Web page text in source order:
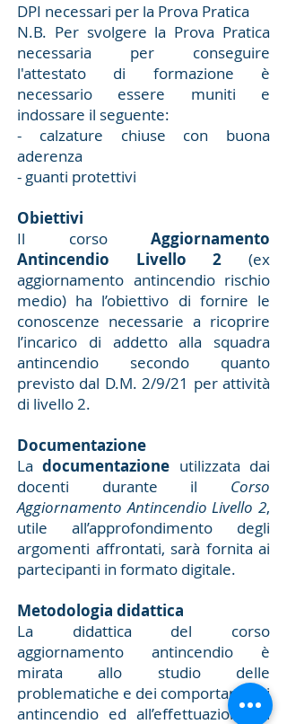
DPI necessari per la Prova Pratica
N.B. Per svolgere la Prova Pratica
necessaria per conseguire
l'attestato di formazione è
necessario essere muniti e
indossare il seguente:
- calzature chiuse con buona
aderenza
- guanti protettivi
Obiettivi
Il corso Aggiornamento
Antincendio Livello 2 (ex
aggiornamento antincendio rischio
medio) ha l’obiettivo di fornire le
conoscenze necessarie a ricoprire
l’incarico di addetto alla squadra
antincendio secondo quanto
previsto dal D.M. 2/9/21 per attività
di livello 2.
Documentazione
Ladocumentazione utilizzata dai
docenti durante il Corso
Aggiornamento Antincendio Livello 2,
utile all’approfondimento degli
argomenti affrontati, sarà fornita ai
partecipanti in formato digitale.
Metodologia didattica
La didattica del corso
aggiornamento antincendio è
mirata allo studio delle
problematiche e dei comportamenti
antincendio ed all’effettuazione di